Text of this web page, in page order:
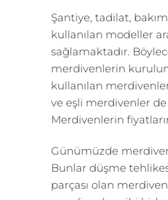
Şantiye, tadilat,
kullanılan modeller
sağlamaktadır.
merdivenlerin
kullanılan
ve eşli merdivenler
Merdivenlerin
Günümüzde
Bunlar düşme
parçası olan